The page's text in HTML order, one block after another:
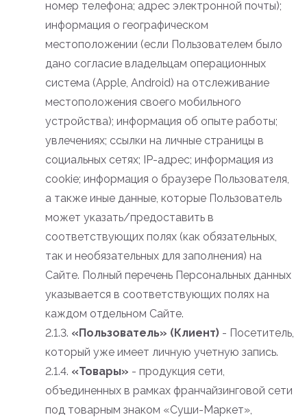
номер телефона; адрес электронной почты);
информация о географическом
местоположении (если Пользователем было
дано согласие владельцам операционных
система (Apple, Android) на отслеживание
местоположения своего мобильного
устройства); информация об опыте работы;
увлечениях; ссылки на личные страницы в
социальных сетях; IP-адрес; информация из
cookie; информация о браузере Пользователя,
а также иные данные, которые Пользователь
может указать/предоставить в
соответствующих полях (как обязательных,
так и необязательных для заполнения) на
Сайте. Полный перечень Персональных данных
указывается в соответствующих полях на
каждом отдельном Сайте.
2.1.3. «Пользователь» (Клиент) - Посетитель,
который уже имеет личную учетную запись.
2.1.4. «Товары» - продукция сети,
объединенных в рамках франчайзинговой сети
под товарным знаком «Суши-Маркет»,